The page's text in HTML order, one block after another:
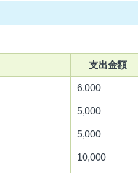
支出金額
6,000
5,000
5,000
10,000